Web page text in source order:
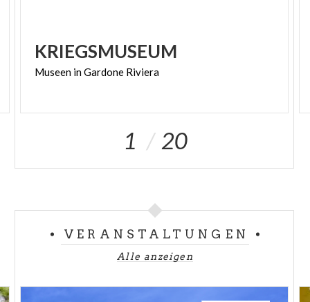
KRIEGSMUSEUM
Museen inGardone Riviera
1 20
VERANSTALTUNGEN
Alle anzeigen